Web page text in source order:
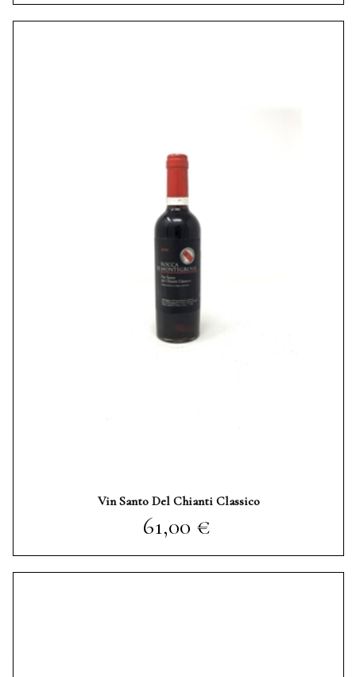
Vin Santo Del Chianti Classico
Prezzo
61,00 €